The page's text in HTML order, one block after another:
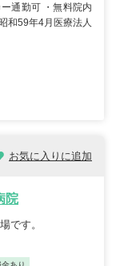
通勤可 ・無料院内
和59年4月医療法人
お気に入りに追加
院
です。